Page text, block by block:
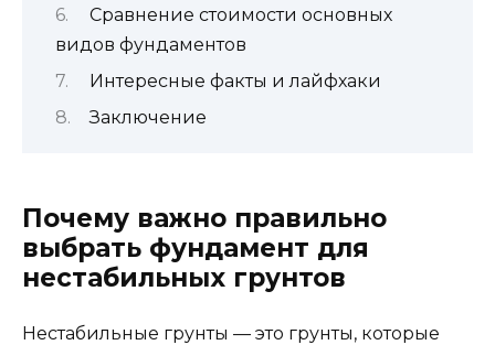
Сравнение стоимости основных
видов фундаментов
Интересные факты и лайфхаки
Заключение
Почему важно правильно
выбрать фундамент для
нестабильных грунтов
Нестабильные грунты — это грунты, которые